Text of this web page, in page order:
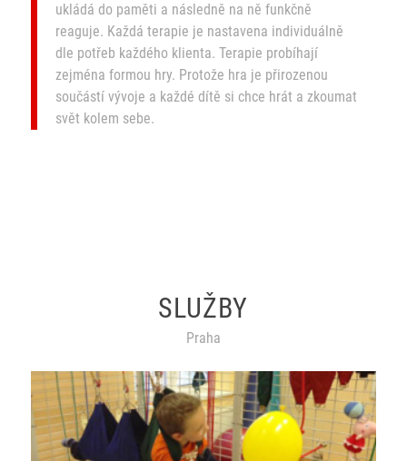
ukládá do paměti a následně na ně funkčně
reaguje. Každá terapie je nastavena individuálně
dle potřeb každého klienta. Terapie probíhají
zejména formou hry. Protože hra je přirozenou
součástí vývoje a každé dítě si chce hrát a zkoumat
svět kolem sebe.
SLUŽBY
Praha